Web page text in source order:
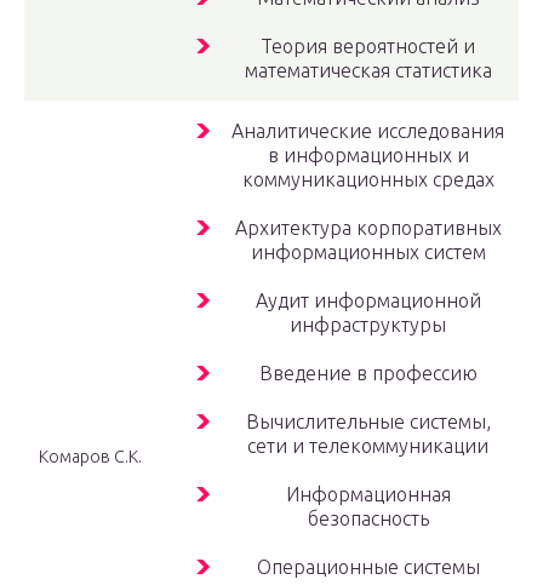
Теория вероятностей и
математическая статистика
Комаров С.К.
Аналитические исследования
в информационных и
коммуникационных средах
Архитектура корпоративных
информационных систем
Аудит информационной
инфраструктуры
Введение в профессию
Вычислительные системы,
сети и телекоммуникации
Информационная
безопасность
Операционные системы